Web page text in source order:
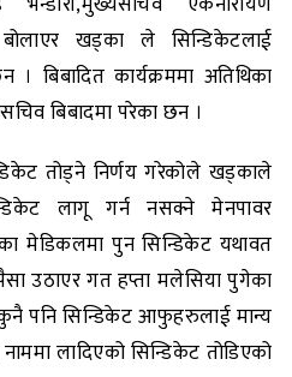
खड्का ले सिन्डिकेटलाई
बिबादित कार्यक्रममा अतिथिका
बिबादमा परेका छन ।
तोड्ने निर्णय गरेकोले खड्काले
लागू गर्न नसक्ने मेनपावर
मेडिकलमा पुन सिन्डिकेट यथावत
उठाएर गत हप्ता मलेसिया पुगेका
पनि सिन्डिकेट आफुहरुलाई मान्य
लादिएको सिन्डिकेट तोडिएको